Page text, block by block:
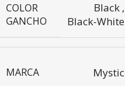
COLOR
GANCHO
Black ,
Black-White
MARCA Mystic